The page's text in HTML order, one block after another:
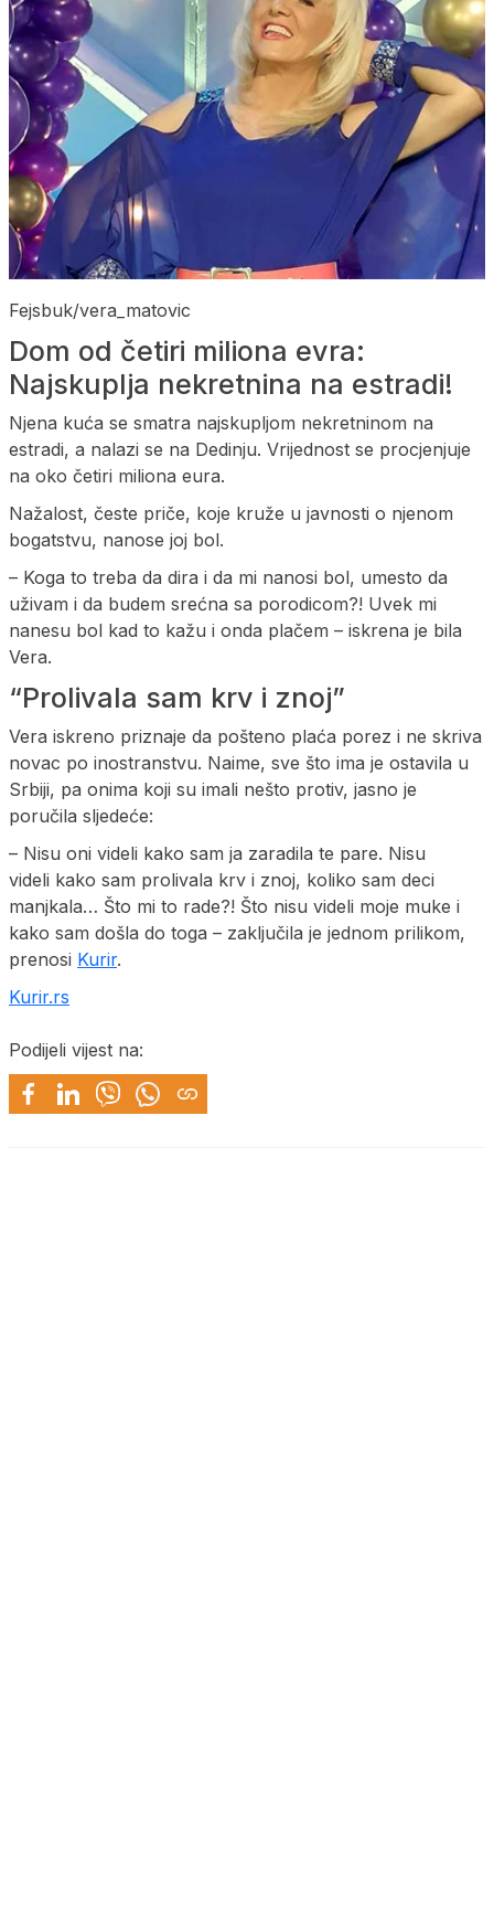
Fejsbuk/vera_matovic
Dom od četiri miliona evra:
Najskuplja nekretnina na estradi!
Njena kuća se smatra najskupljom nekretninom na
estradi, a nalazi se na Dedinju. Vrijednost se procjenjuje
na oko četiri miliona eura.
Nažalost, česte priče, koje kruže u javnosti o njenom
bogatstvu, nanose joj bol.
– Koga to treba da dira i da mi nanosi bol, umesto da
uživam i da budem srećna sa porodicom?! Uvek mi
nanesu bol kad to kažu i onda plačem – iskrena je bila
Vera.
“Prolivala sam krv i znoj”
Vera iskreno priznaje da pošteno plaća porez i ne skriva
novac po inostranstvu. Naime, sve što ima je ostavila u
Srbiji, pa onima koji su imali nešto protiv, jasno je
poručila sljedeće:
– Nisu oni videli kako sam ja zaradila te pare. Nisu
videli kako sam prolivala krv i znoj, koliko sam deci
manjkala… Što mi to rade?! Što nisu videli moje muke i
kako sam došla do toga – zaključila je jednom prilikom,
prenosi Kurir.
Kurir.rs
Podijeli vijest na: